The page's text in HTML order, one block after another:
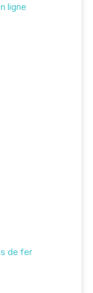
ligne
de fer